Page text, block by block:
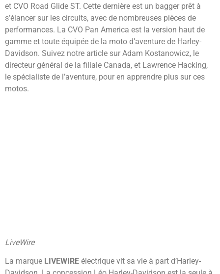
et CVO Road Glide ST. Cette dernière est un bagger prêt à
s’élancer sur les circuits, avec de nombreuses pièces de
performances. La CVO Pan America est la version haut de
gamme et toute équipée de la moto d’aventure de Harley-
Davidson. Suivez notre article sur Adam Kostanowicz, le
directeur général de la filiale Canada, et Lawrence Hacking,
le spécialiste de l’aventure, pour en apprendre plus sur ces
motos.
LiveWire
La marque LIVEWIRE électrique vit sa vie à part d’Harley-